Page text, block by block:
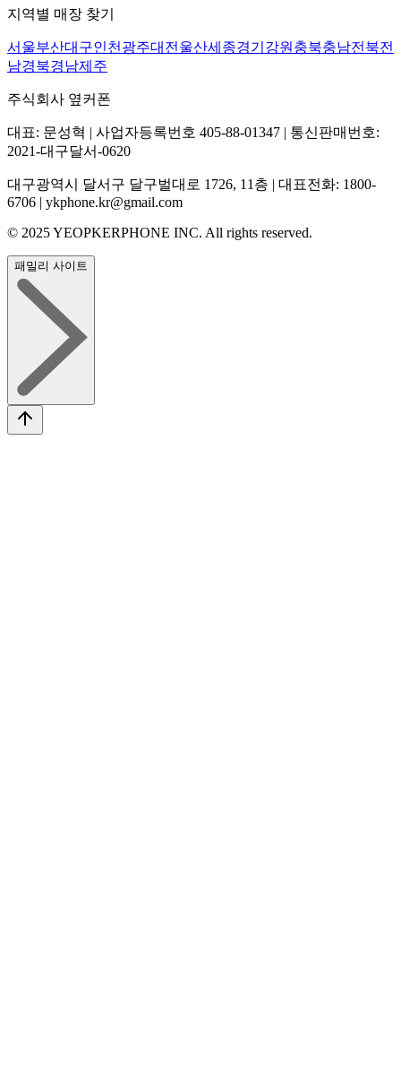
지역별 매장 찾기
서울부산대구인천 광주대전 울산세종경기 강원 충북충남전북전
남경북경남제주
주식회사 옆커폰
대표: 문성혁 | 사업자등록번호 405-88-01347 | 통신판매번호:
2021-대구달서-0620
대구광역시 달서구 달구벌대로 1726, 11층 | 대표전화: 1800-
6706 | ykphone.kr@gmail.com
© 2025 YEOPKERPHONE INC. All rights reserved.
패밀리 사이트